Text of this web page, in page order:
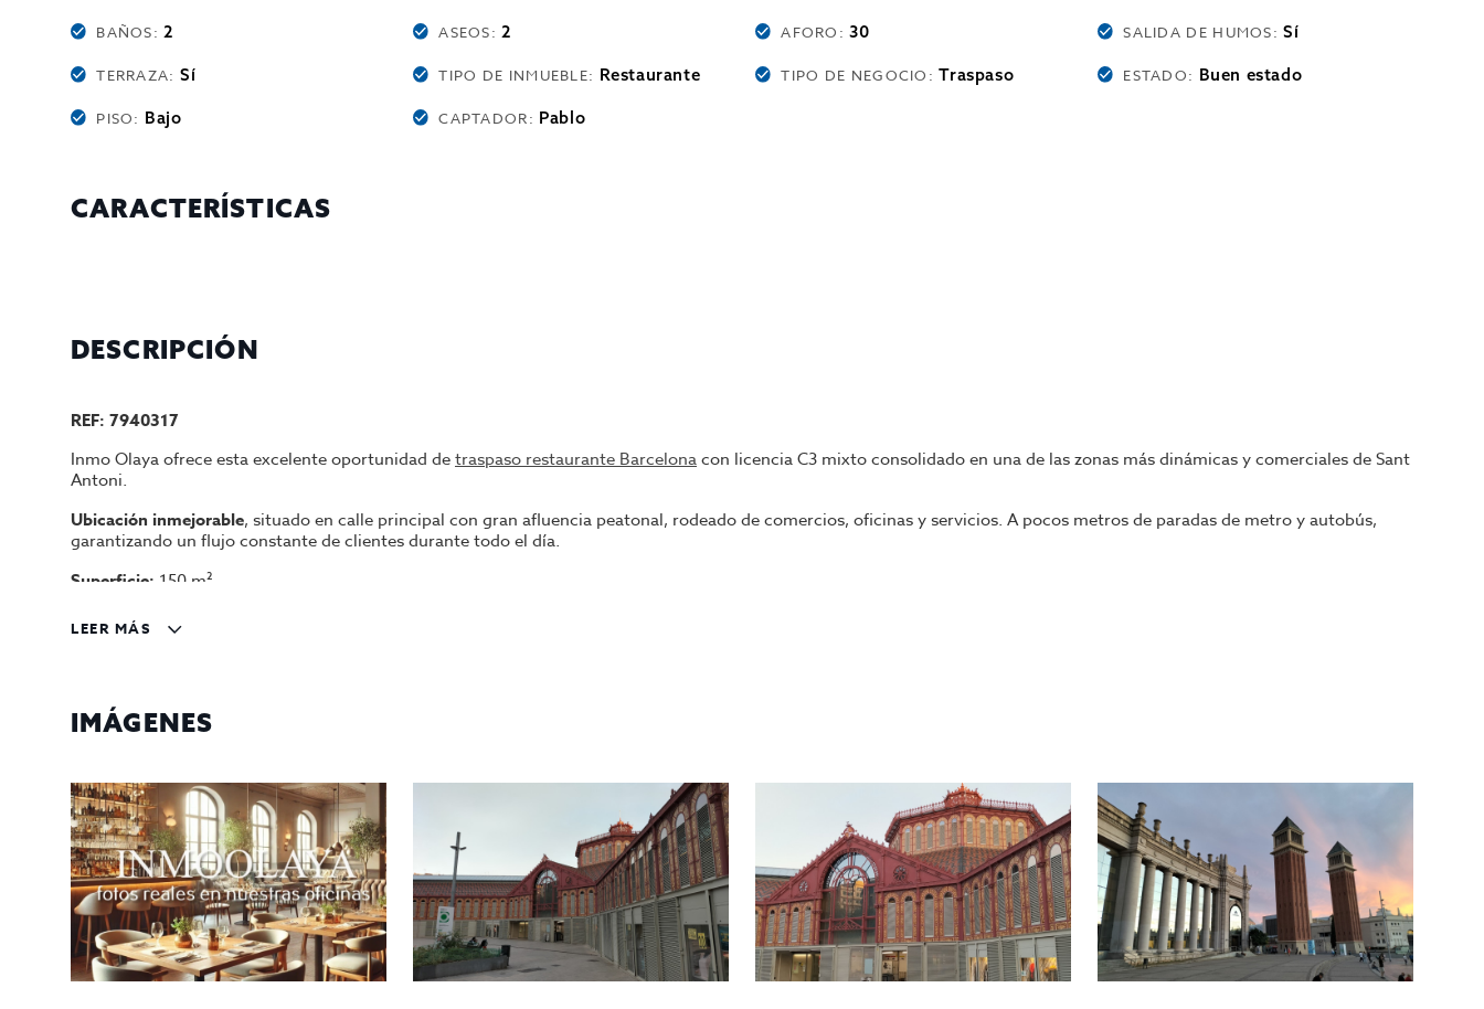
BAÑOS:2 ASEOS:2 AFORO:30 SALIDA DE HUMOS:Sí
TERRAZA: Sí TIPO DE INMUEBLE: Restaurante TIPO DE NEGOCIO:Traspaso ESTADO: Buen estado
PISO: Bajo CAPTADOR: Pablo
CARACTERÍSTICAS
DESCRIPCIÓN
REF: 7940317
Inmo Olaya ofrece esta excelente oportunidad detraspaso restaurante Barcelonacon licencia C3 mixto consolidado en una de las zonas más dinámicas y comerciales de Sant
Antoni.
Ubicación inmejorable, situado en calle principal con gran afluencia peatonal, rodeado de comercios, oficinas y servicios. A pocos metros de paradas de metro y autobús,
garantizando un flujo constante de clientes durante todo el día.
Superficie: 150 m²
Aforo interior:
Muy buena facturación demostrable
Excelente visibilidad y clientela fidelizada
Condiciones económicas:
Traspaso:250.000 €
Alquiler:3.500 €/mes mas iva
Contrato de arrendamiento:10 años
Ideal para profesionales del sector que busquen una ubicación estratégica y un negocio rentable desde el primer día.
LEER MÁS
IMÁGENES